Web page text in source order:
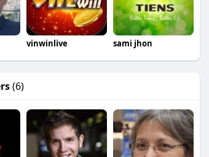
vinwinlive sami jhon
(6)